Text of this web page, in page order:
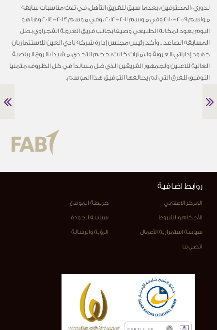
لدوري «المحترفين»، بعدما سبق للفريق التأهل، في ثلاث مناسبات سابقة
مواسم 2009-2010 وفي موسم 2011-2012 ، وفي موسم 2013-2014 وها هو
اليوم يعود لمكانه الطبيعي وصيفا بجانب فريق العروبة الفجراوي بطل
المسابقة الصاعد .. وأكد رئيس مجلس إدارة شركة نادي العين للاستثمار بان
جهود إداراتي العروبة والامارات كانت بحجم التحدي، مشيداً بالروح الرياضية
العالية للاعبين ولجمهور الفريقين الذي ظل مسانداً في كل الظروف، متمنيا
التوفيق للفرق التي لم يحالفها التوفيق هذا الموسم.
روابط اضافية
المركز الاعلامي خريطة الموقع
الأحكام والشروط سياسة الجودة
سياسة استمرارية الأعمال الرؤية والرسالة
اتصل بنا